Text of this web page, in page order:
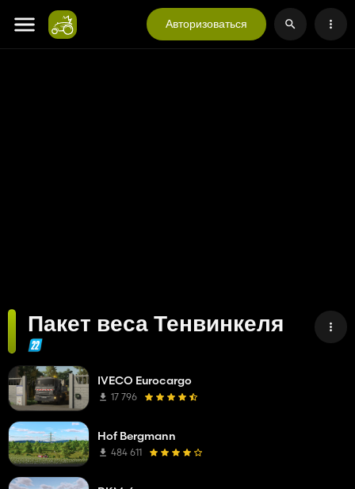
Авторизоваться
Пакет веса Тенвинкеля
IVECO Eurocargo
17 796
Hof Bergmann
484 611